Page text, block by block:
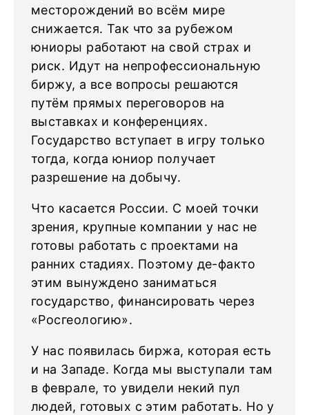
месторождений во всём мире
снижается. Так что за рубежом
юниоры работают на свой страх и
риск. Идут на непрофессиональную
биржу, а все вопросы решаются
путём прямых переговоров на
выставках и конференциях.
Государство вступает в игру только
тогда, когда юниор получает
разрешение на добычу.
Что касается России. С моей точки
зрения, крупные компании у нас не
готовы работать с проектами на
ранних стадиях. Поэтому де-факто
этим вынуждено заниматься
государство, финансировать через
«Росгеологию».
У нас появилась биржа, которая есть
и на Западе. Когда мы выступали там
в феврале, то увидели некий пул
людей, готовых с этим работать. Но у